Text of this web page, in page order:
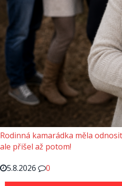
Rodinná kamarádka měla
ale přišel až potom!
5.8.2026
0